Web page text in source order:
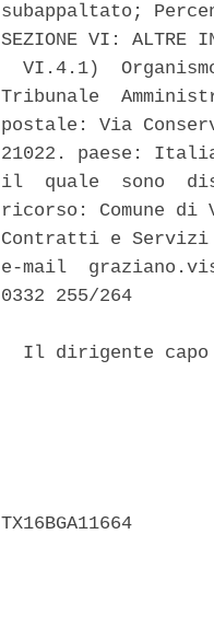
subappaltato;
SEZIONE VI: ALTRE
VI.4.1)
Tribunale
postale: Via
21022. paese:
il  quale  sono
ricorso: Comune di
Contratti e
e-mail
0332 255/264
Il dirigente